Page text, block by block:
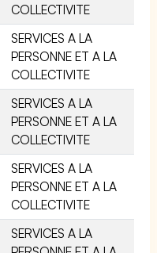
COLLECTIVITE
SERVICES A LA
PERSONNE ET A LA
COLLECTIVITE
SERVICES A LA
PERSONNE ET A LA
COLLECTIVITE
SERVICES A LA
PERSONNE ET A LA
COLLECTIVITE
SERVICES A LA